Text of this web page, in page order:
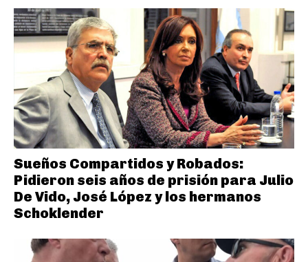
Sueños Compartidos y Robados:
Pidieron seis años de prisión para Julio
De Vido, José López y los hermanos
Schoklender